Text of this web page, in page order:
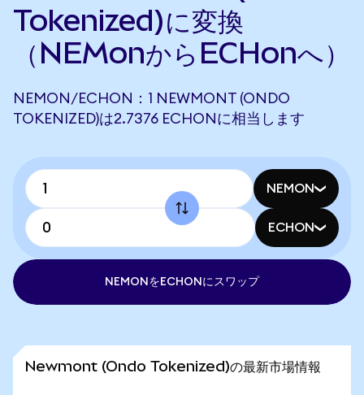
Tokenized)に変換
（NEMonからECHonへ）
NEMON/ECHON：1 NEWMONT (ONDO
TOKENIZED)は2.7376 ECHONに相当します
NEMON
ECHON
NEMONをECHONにスワップ
Newmont (Ondo Tokenized)の最新市場情報